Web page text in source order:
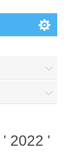
2022 '